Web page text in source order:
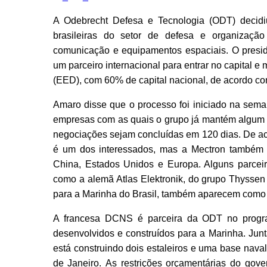
A Odebrecht Defesa e Tecnologia (ODT)
brasileiras do setor de defesa e
comunicação e equipamentos espaciais. O
um parceiro internacional para entrar no capital e
(EED), com 60% de capital nacional, de acordo
Amaro disse que o processo foi iniciado na
empresas com as quais o grupo já mantém
negociações sejam concluídas em 120 dias. De
é um dos interessados, mas a Mectron
China, Estados Unidos e Europa. Alguns
como a alemã Atlas Elektronik, do grupo
para a Marinha do Brasil, também aparecem
A francesa DCNS é parceira da ODT no
desenvolvidos e construídos para a Marinha.
está construindo dois estaleiros e uma base
de Janeiro. As restrições orçamentárias do